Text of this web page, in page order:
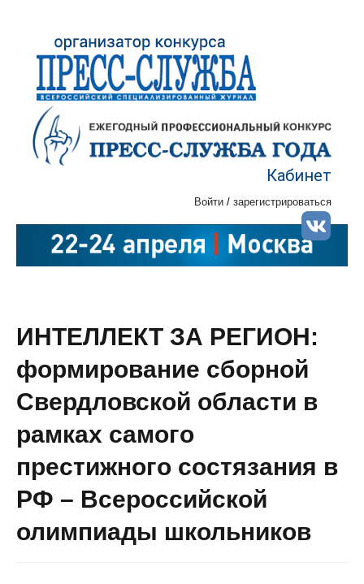
Кабинет
Войти / зарегистрироваться
ИНТЕЛЛЕКТ ЗА РЕГИОН:
формирование сборной
Свердловской области в
рамках самого
престижного состязания в
РФ – Всероссийской
олимпиады школьников